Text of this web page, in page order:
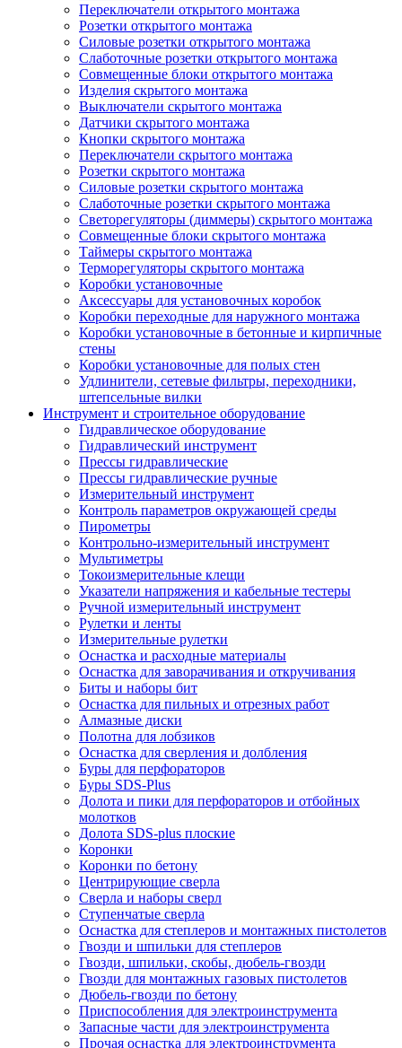
Переключатели открытого монтажа
Розетки открытого монтажа
Силовые розетки открытого монтажа
Слаботочные розетки открытого монтажа
Совмещенные блоки открытого монтажа
Изделия скрытого монтажа
Выключатели скрытого монтажа
Датчики скрытого монтажа
Кнопки скрытого монтажа
Переключатели скрытого монтажа
Розетки скрытого монтажа
Силовые розетки скрытого монтажа
Слаботочные розетки скрытого монтажа
Светорегуляторы (диммеры) скрытого монтажа
Совмещенные блоки скрытого монтажа
Таймеры скрытого монтажа
Терморегуляторы скрытого монтажа
Коробки установочные
Аксессуары для установочных коробок
Коробки переходные для наружного монтажа
Коробки установочные в бетонные и кирпичные
стены
Коробки установочные для полых стен
Удлинители, сетевые фильтры, переходники,
штепсельные вилки
Инструмент и строительное оборудование
Гидравлическое оборудование
Гидравлический инструмент
Прессы гидравлические
Прессы гидравлические ручные
Измерительный инструмент
Контроль параметров окружающей среды
Пирометры
Контрольно-измерительный инструмент
Мультиметры
Токоизмерительные клещи
Указатели напряжения и кабельные тестеры
Ручной измерительный инструмент
Рулетки и ленты
Измерительные рулетки
Оснастка и расходные материалы
Оснастка для заворачивания и откручивания
Биты и наборы бит
Оснастка для пильных и отрезных работ
Алмазные диски
Полотна для лобзиков
Оснастка для сверления и долбления
Буры для перфораторов
Буры SDS-Plus
Долота и пики для перфораторов и отбойных
молотков
Долота SDS-plus плоские
Коронки
Коронки по бетону
Центрирующие сверла
Сверла и наборы сверл
Ступенчатые сверла
Оснастка для степлеров и монтажных пистолетов
Гвозди и шпильки для степлеров
Гвозди, шпильки, скобы, дюбель-гвозди
Гвозди для монтажных газовых пистолетов
Дюбель-гвозди по бетону
Приспособления для электроинструмента
Запасные части для электроинструмента
Прочая оснастка для электроинструмента